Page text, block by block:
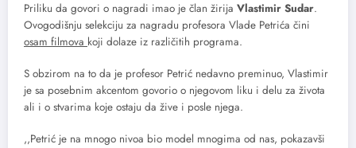
Priliku da govori o nagradi imao je član žirija Vlastimir Sudar.
Ovogodišnju selekciju za nagradu profesora Vlade Petrića čini
osam filmova koji dolaze iz različitih programa.
S obzirom na to da je profesor Petrić nedavno preminuo, Vlastimir
je sa posebnim akcentom govorio o njegovom liku i delu za života
ali i o stvarima koje ostaju da žive i posle njega.
,,Petrić je na mnogo nivoa bio model mnogima od nas, pokazavši